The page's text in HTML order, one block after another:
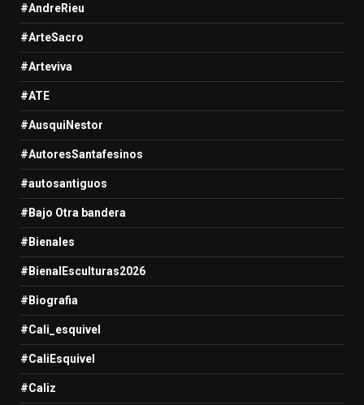
#AndreRieu
#ArteSacro
#Arteviva
#ATE
#AusquiNestor
#AutoresSantafesinos
#autosantiguos
#Bajo Otra bandera
#Bienales
#BienalEsculturas2026
#Biografia
#Cali_esquivel
#CaliEsquivel
#Caliz